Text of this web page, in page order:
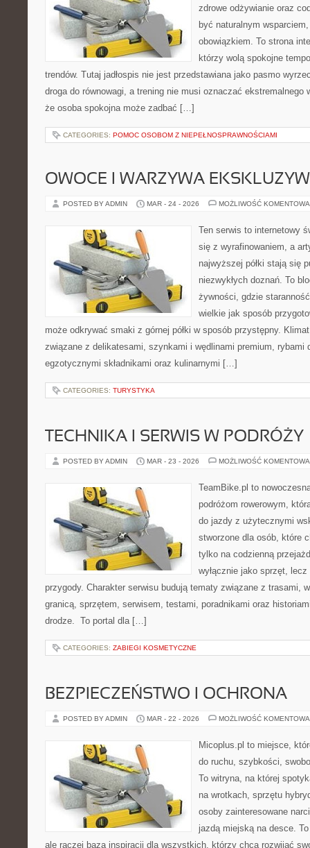
zdrowe odżywianie oraz
być naturalnym
obowiązkiem. To strona
którzy wolą spokojne
trendów. Tutaj jadłospis nie jest przedstawiana jako pasmo
droga do równowagi, a trening nie musi oznaczać ekstremalnego
że osoba spokojna może zadbać […]
CATEGORIES: POMOC OSOBOM Z NIEPEŁNOSPRAWNOŚCIAMI
OWOCE I WARZYWA
POSTED BY ADMIN MAR - 24 - 2026 MOŻLIWOŚĆ
Ten serwis to internetowy
się z wyrafinowaniem, a
najwyższej półki stają się
niezwykłych doznań. To
żywności, gdzie
wielkie jak sposób
może odkrywać smaki z górnej półki w sposób przystępny.
związane z delikatesami, szynkami i wędlinami premium, rybami
egzotycznymi składnikami oraz kulinarnymi […]
CATEGORIES: TURYSTYKA
TECHNIKA I SERWIS W PODRÓŻY
POSTED BY ADMIN MAR - 23 - 2026 MOŻLIWOŚĆ
TeamBike.pl to
podróżom rowerowym,
do jazdy z użytecznymi
stworzone dla osób, które
tylko na codzienną
wyłącznie jako sprzęt,
przygody. Charakter serwisu budują tematy związane z trasami,
granicą, sprzętem, serwisem, testami, poradnikami oraz
drodze. To portal dla […]
CATEGORIES: ZABIEGI KOSMETYCZNE
BEZPIECZEŃSTWO I OCHRONA
POSTED BY ADMIN MAR - 22 - 2026 MOŻLIWOŚĆ
Micoplus.pl to miejsce,
do ruchu, szybkości,
To witryna, na której
na wrotkach, sprzętu
osoby zainteresowane
jazdą miejską na desce.
ale raczej baza inspiracji dla wszystkich, którzy chcą rozwijać